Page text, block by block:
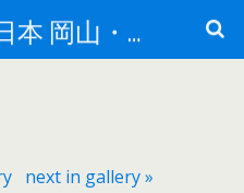
税理士法人新日本 岡山・田中会計は、税理士法人新日本のメンバーです。
next in gallery »